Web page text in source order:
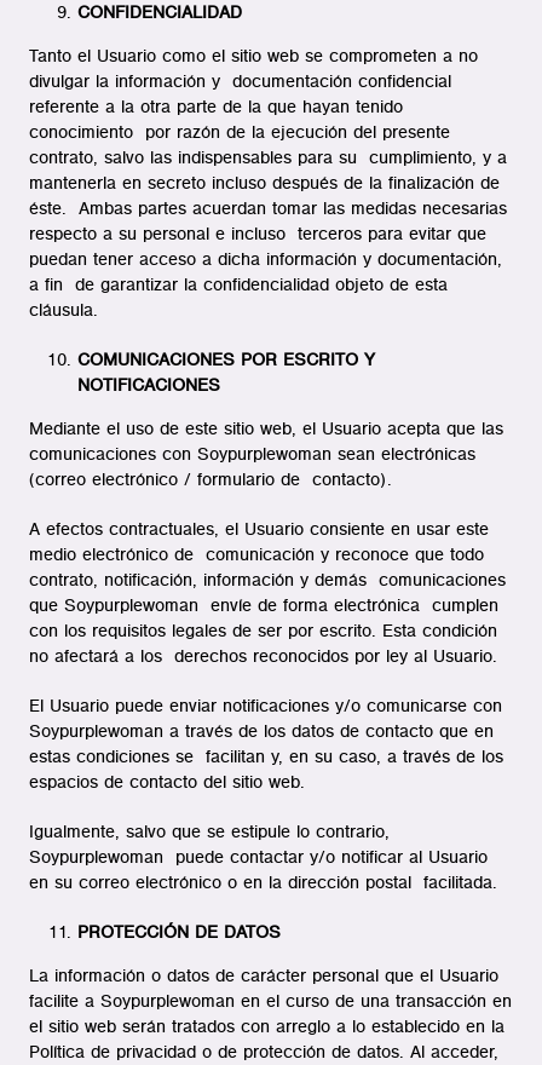
CONFIDENCIALIDAD
Tanto el Usuario como el sitio web se comprometen a no
divulgar la información y documentación confidencial
referente a la otra parte de la que hayan tenido
conocimiento por razón de la ejecución del presente
contrato, salvo las indispensables para su cumplimiento, y a
mantenerla en secreto incluso después de la finalización de
éste. Ambas partes acuerdan tomar las medidas necesarias
respecto a su personal e incluso terceros para evitar que
puedan tener acceso a dicha información y documentación,
a fin de garantizar la confidencialidad objeto de esta
cláusula.
COMUNICACIONES POR ESCRITO Y
NOTIFICACIONES
Mediante el uso de este sitio web, el Usuario acepta que las
comunicaciones con Soypurplewoman sean electrónicas
(correo electrónico / formulario de contacto).
A efectos contractuales, el Usuario consiente en usar este
medio electrónico de comunicación y reconoce que todo
contrato, notificación, información y demás comunicaciones
que Soypurplewoman envíe de forma electrónica cumplen
con los requisitos legales de ser por escrito. Esta condición
no afectará a los derechos reconocidos por ley al Usuario.
El Usuario puede enviar notificaciones y/o comunicarse con
Soypurplewoman a través de los datos de contacto que en
estas condiciones se facilitan y, en su caso, a través de los
espacios de contacto del sitio web.
Igualmente, salvo que se estipule lo contrario,
Soypurplewoman puede contactar y/o notificar al Usuario
en su correo electrónico o en la dirección postal facilitada.
PROTECCIÓN DE DATOS
La información o datos de carácter personal que el Usuario
facilite a Soypurplewoman en el curso de una transacción en
el sitio web serán tratados con arreglo a lo establecido en la
Política de privacidad o de protección de datos. Al acceder,